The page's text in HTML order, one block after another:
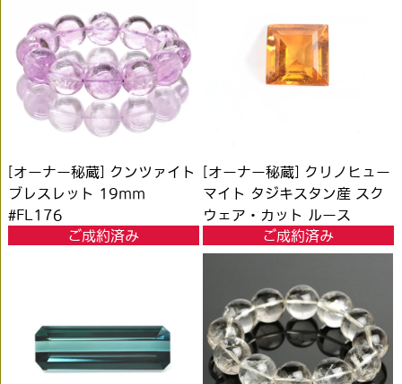
[オーナー秘蔵] クンツァイト
ブレスレット 19mm
#FL176
ご成約済み
[オーナー秘蔵] クリノヒュー
マイト タジキスタン産 スク
ウェア・カット ルース
0.878ct #KL251
ご成約済み